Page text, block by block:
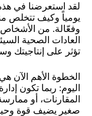
يومياً وكيف تتخلص
وفعّالة. من
العادات الصحية
تؤثر على إنتاجيتك
الخطوة الأهم الآن
اليوم: ربما تكون
المقارنات، أو
صغير يضيف قوة